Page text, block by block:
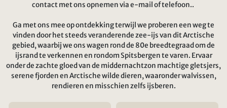
contact met ons opnemen via e-mail of telefoon..
Ga met ons mee op ontdekking terwijl we proberen een weg te
vinden door het steeds veranderende zee-ijs van dit Arctische
gebied, waarbij we ons wagen rond de 80e breedtegraad om de
ijsrand te verkennen en rondom Spitsbergen te varen. Ervaar
onder de zachte gloed van de middernachtzon machtige gletsjers,
serene fjorden en Arctische wilde dieren, waaronder walvissen,
rendieren en misschien zelfs ijsberen.